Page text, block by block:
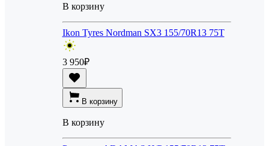
В корзину
Ikon Tyres Nordman SX3 155/70R13 75T
3 950₽
В корзину
В корзину